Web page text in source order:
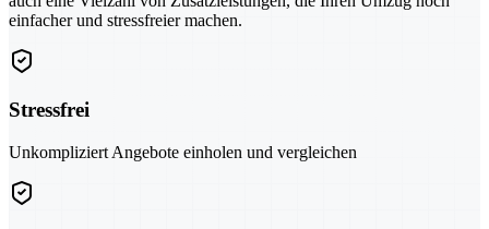
einfacher und stressfreier machen.
Stressfrei
Unkompliziert Angebote einholen und vergleichen